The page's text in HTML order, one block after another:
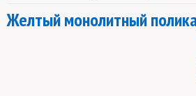
Желтый монолитный